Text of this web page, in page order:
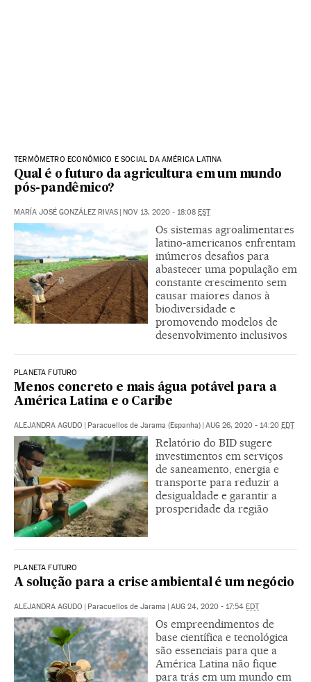
TERMÔMETRO ECONÔMICO E SOCIAL DA AMÉRICA LATINA
Qual é o futuro da agricultura em um mundo
pós-pandêmico?
MARÍA JOSÉ GONZÁLEZ RIVAS NOV 13, 2020 - 18:08 EST
Os sistemas agroalimentares
latino-americanos enfrentam
inúmeros desafios para
abastecer uma população em
constante crescimento sem
causar maiores danos à
biodiversidade e
promovendo modelos de
desenvolvimento inclusivos
PLANETA FUTURO
Menos concreto e mais água potável para a
América Latina e o Caribe
ALEJANDRA AGUDO Paracuellos de Jarama (Espanha) AUG 26, 2020 - 14:20 EDT
Relatório do BID sugere
investimentos em serviços
de saneamento, energia e
transporte para reduzir a
desigualdade e garantir a
prosperidade da região
PLANETA FUTURO
A solução para a crise ambiental é um negócio
ALEJANDRA AGUDO Paracuellos de Jarama AUG 24, 2020 - 17:54 EDT
Os empreendimentos de
base científica e tecnológica
são essenciais para que a
América Latina não fique
para trás em um mundo em